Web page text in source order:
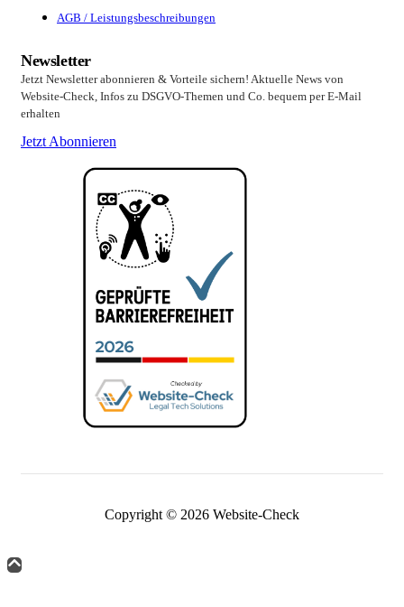
AGB / Leistungsbeschreibungen
Newsletter
Jetzt Newsletter abonnieren & Vorteile sichern! Aktuelle News von
Website-Check, Infos zu DSGVO-Themen und Co. bequem per E-Mail
erhalten
Jetzt Abonnieren
Copyright © 2026 Website-Check